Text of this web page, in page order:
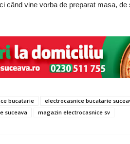
când vine vorba de preparat masa,
bucatarie electrocasnice bucatarie
suceava magazin electrocasnice sv